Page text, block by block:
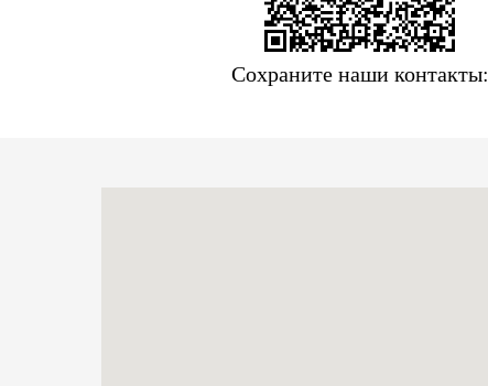
Сохраните наши контакты: